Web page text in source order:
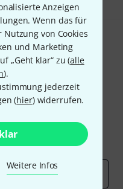
Anzeigen
Wenn das für
Nutzung von Cookies
und Marketing
„Geht klar“ zu (alle
).
jederzeit
(hier) widerrufen.
Weitere Infos
und gewinne mit
über jeweils50€
Thomann Insights